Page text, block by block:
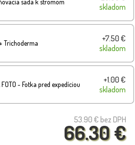
sada k stromom
skladom
Trichoderma
+7.50 €
skladom
FOTO - Fotka pred expedíciou
+1.00 €
skladom
53.90 € bez DPH
66.30 €